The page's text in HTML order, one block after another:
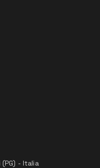
- Italia